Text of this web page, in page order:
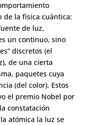
de la física cuántica:
de luz,
un continuo, sino
discretos (el
de una cierta
paquetes cuya
(del color). Estos
el premio Nobel por
constatación
atómica la luz se